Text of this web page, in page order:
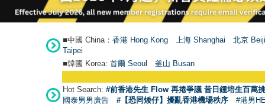
■中國 China： 香港 Hong Kong 上海 Shanghai
北京
Taipei
■韓國 Korea: 首爾 Seoul 釜山 Busan
Hot Search: #前香港先生 Flow 再捲爭議 昔日鍾培生百萬
國泰男男廣告
#【恐同矮仔】擾亂香港機場秩序 #港男